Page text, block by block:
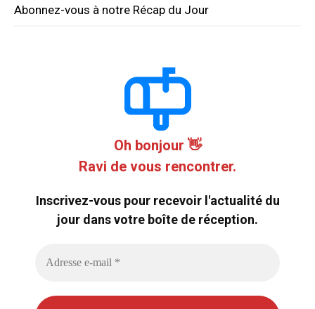
Abonnez-vous à notre Récap du Jour
Oh bonjour 👋
Ravi de vous rencontrer.
Inscrivez-vous pour recevoir l'actualité du
jour dans votre boîte de réception.